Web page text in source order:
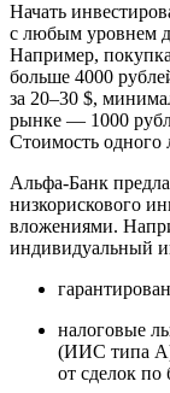
Начать
с любым уровнем
Например,
больше 4000
за 20–30 $,
рынке — 1000
Стоимость одного
Альфа⁠-⁠Банк
низкорискового
вложениями.
индивидуальный
налоговые
(ИИС типа
от сделок